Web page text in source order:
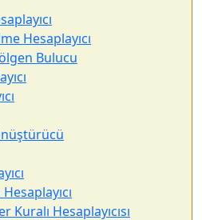
Hesaplayıcı
Bulucu
Hesaplayıcısı